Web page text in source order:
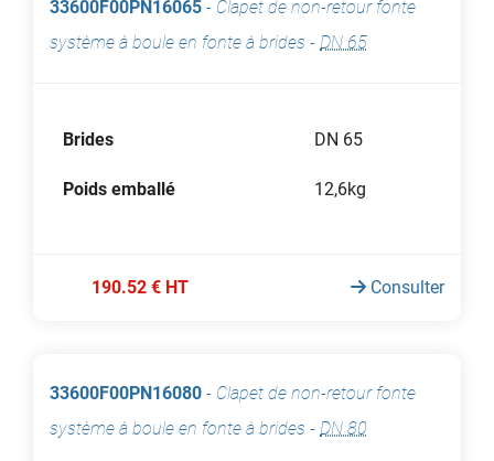
33600F00PN16065 - Clapet de non-retour fonte
système à boule en fonte à brides - DN 65
Brides DN 65
Poids emballé 12,6kg
190.52 € HT Consulter
33600F00PN16080 - Clapet de non-retour fonte
système à boule en fonte à brides - DN 80